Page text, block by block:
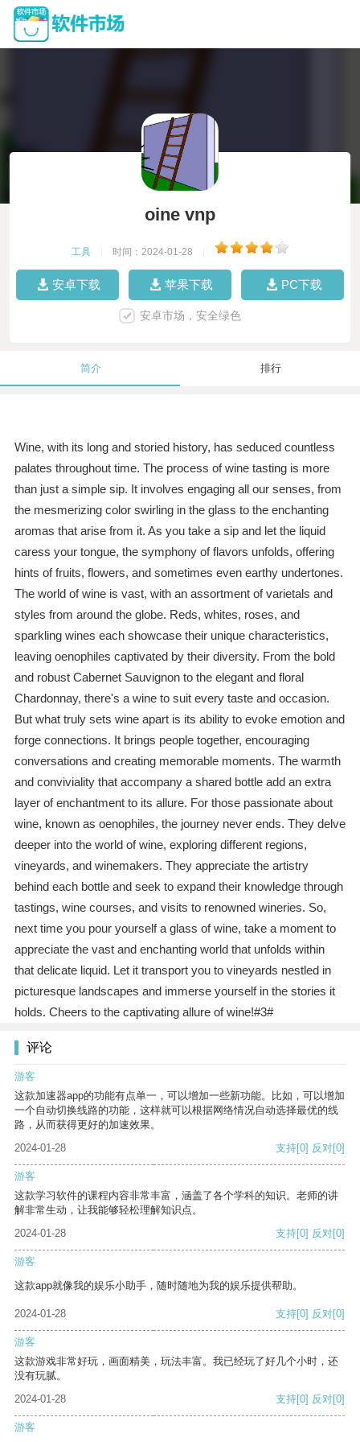
oine vnp
工具 时间：2024-01-28
安卓下载 苹果下载 PC下载
安卓市场，安全绿色
简介 排行
Wine, with its long and storied history, has seduced countless
palates throughout time. The process of wine tasting is more
than just a simple sip. It involves engaging all our senses, from
the mesmerizing color swirling in the glass to the enchanting
aromas that arise from it. As you take a sip and let the liquid
caress your tongue, the symphony of flavors unfolds, offering
hints of fruits, flowers, and sometimes even earthy undertones.
The world of wine is vast, with an assortment of varietals and
styles from around the globe. Reds, whites, roses, and
sparkling wines each showcase their unique characteristics,
leaving oenophiles captivated by their diversity. From the bold
and robust Cabernet Sauvignon to the elegant and floral
Chardonnay, there's a wine to suit every taste and occasion.
But what truly sets wine apart is its ability to evoke emotion and
forge connections. It brings people together, encouraging
conversations and creating memorable moments. The warmth
and conviviality that accompany a shared bottle add an extra
layer of enchantment to its allure. For those passionate about
wine, known as oenophiles, the journey never ends. They delve
deeper into the world of wine, exploring different regions,
vineyards, and winemakers. They appreciate the artistry
behind each bottle and seek to expand their knowledge through
tastings, wine courses, and visits to renowned wineries. So,
next time you pour yourself a glass of wine, take a moment to
appreciate the vast and enchanting world that unfolds within
that delicate liquid. Let it transport you to vineyards nestled in
picturesque landscapes and immerse yourself in the stories it
holds. Cheers to the captivating allure of wine!#3#
评论
游客
这款加速器app的功能有点单一，可以增加一些新功能。比如，可以增加
一个自动切换线路的功能，这样就可以根据网络情况自动选择最优的线
路，从而获得更好的加速效果。
2024-01-28
支持[0] 反对[0]
游客
这款学习软件的课程内容非常丰富，涵盖了各个学科的知识。老师的讲
解非常生动，让我能够轻松理解知识点。
2024-01-28
支持[0] 反对[0]
游客
这款app就像我的娱乐小助手，随时随地为我的娱乐提供帮助。
2024-01-28 支持[0] 反对[0]
游客
这款游戏非常好玩，画面精美，玩法丰富。我已经玩了好几个小时，还
没有玩腻。
2024-01-28
支持[0] 反对[0]
游客